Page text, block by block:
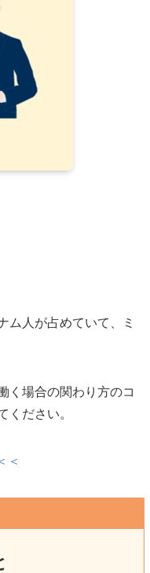
ム人が占めていて、ミ
く場合の関わり方のコ
ださい。
＜